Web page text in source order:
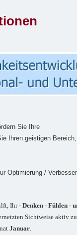
Sie Ihre
Ihren geistigen Bereich,
Optimierung /
Ihr- Denken - Fühlen -
Sichtweise aktiv
Januar